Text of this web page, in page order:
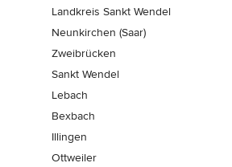
Landkreis Sankt Wendel
Neunkirchen (Saar)
Zweibrücken
Sankt Wendel
Lebach
Bexbach
Illingen
Ottweiler